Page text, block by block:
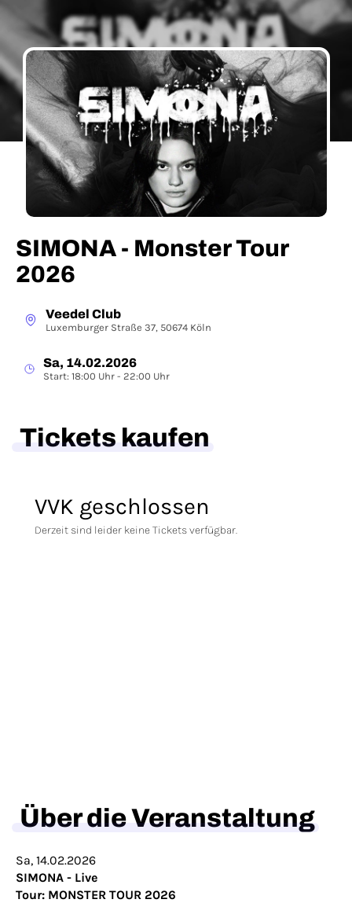
SIMONA - Monster Tour
2026
Veedel Club
Luxemburger Straße 37, 50674 Köln
Sa, 14.02.2026
Start: 18:00 Uhr - 22:00 Uhr
Tickets kaufen
VVK geschlossen
Derzeit sind leider keine Tickets verfügbar.
Über die Veranstaltung
Sa, 14.02.2026
SIMONA - Live
Tour: MONSTER TOUR 2026